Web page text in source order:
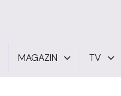
MAGAZIN TV